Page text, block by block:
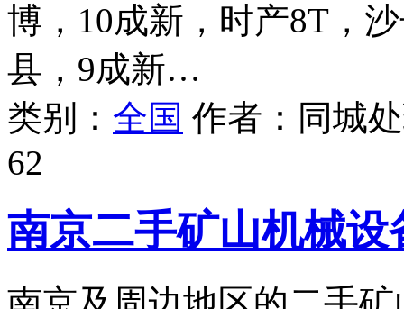
博，10成新，时产8T，
县，9成新…
类别： 全国 作者： 同城
62
南京二手矿山机械